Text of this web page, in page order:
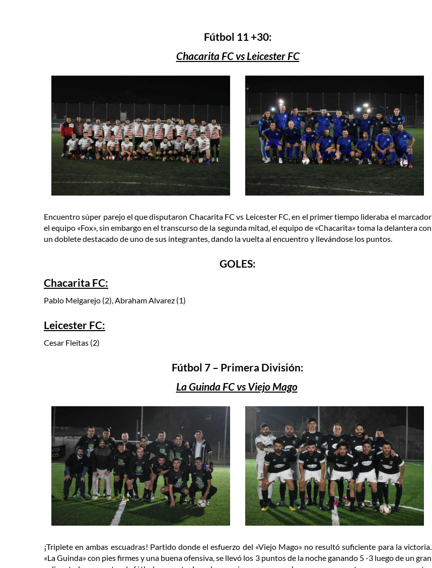
Fútbol 11 +30:
Chacarita FC vs Leicester FC
Encuentro súper parejo el que disputaron Chacarita FC vs Leicester FC, en el primer tiempo lideraba el marcador
el equipo «Fox», sin embargo en el transcurso de la segunda mitad, el equipo de «Chacarita» toma la delantera con
un doblete destacado de uno de sus integrantes, dando la vuelta al encuentro y llevándose los puntos.
GOLES:
Chacarita FC:
Pablo Melgarejo (2), Abraham Alvarez (1)
Leicester FC:
Cesar Fleitas (2)
Fútbol 7 – Primera División:
La Guinda FC vs Viejo Mago
¡Triplete en ambas escuadras! Partido donde el esfuerzo del «Viejo Mago» no resultó suficiente para la victoria.
«La Guinda» con pies firmes y una buena ofensiva, se llevó los 3 puntos de la noche ganando 5 -3 luego de un gran